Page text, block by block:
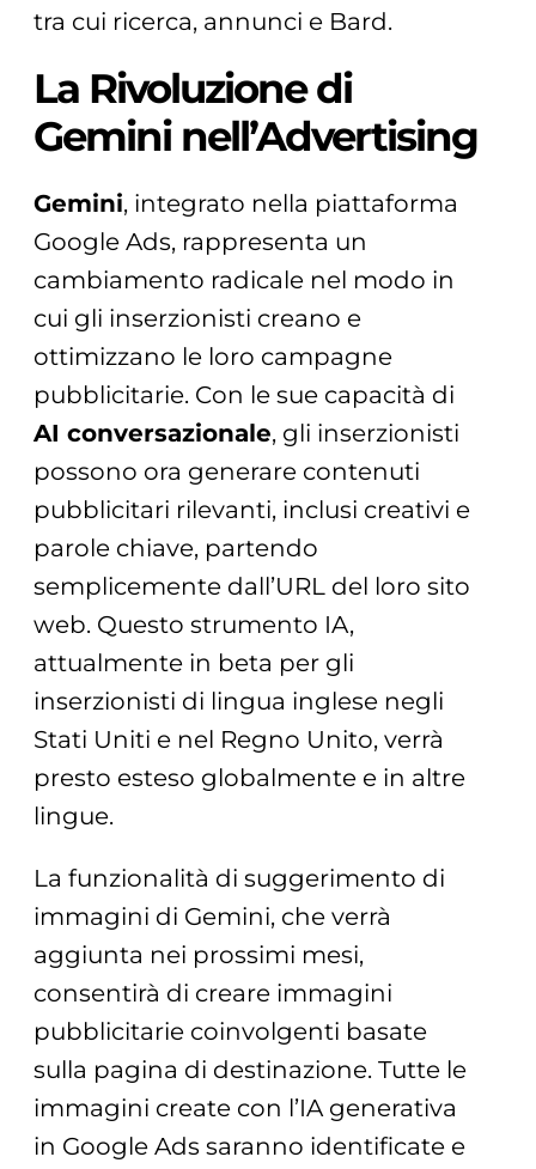
tra cui ricerca, annunci e Bard.
La Rivoluzione di
Gemini nell’Advertising
Gemini, integrato nella piattaforma
Google Ads, rappresenta un
cambiamento radicale nel modo in
cui gli inserzionisti creano e
ottimizzano le loro campagne
pubblicitarie. Con le sue capacità di
AI conversazionale, gli inserzionisti
possono ora generare contenuti
pubblicitari rilevanti, inclusi creativi e
parole chiave, partendo
semplicemente dall’URL del loro sito
web. Questo strumento IA,
attualmente in beta per gli
inserzionisti di lingua inglese negli
Stati Uniti e nel Regno Unito, verrà
presto esteso globalmente e in altre
lingue.
La funzionalità di suggerimento di
immagini di Gemini, che verrà
aggiunta nei prossimi mesi,
consentirà di creare immagini
pubblicitarie coinvolgenti basate
sulla pagina di destinazione. Tutte le
immagini create con l’IA generativa
in Google Ads saranno identificate e